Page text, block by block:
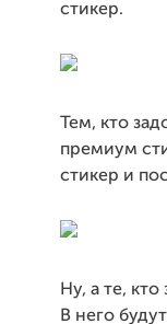
стикер.
Тем, кто
премиум
стикер и
Ну, а те,
В него